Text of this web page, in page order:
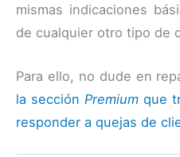
mismas indicaciones
de cualquier otro tipo de
Para ello, no dude en
la sección Premium que
responder a quejas de